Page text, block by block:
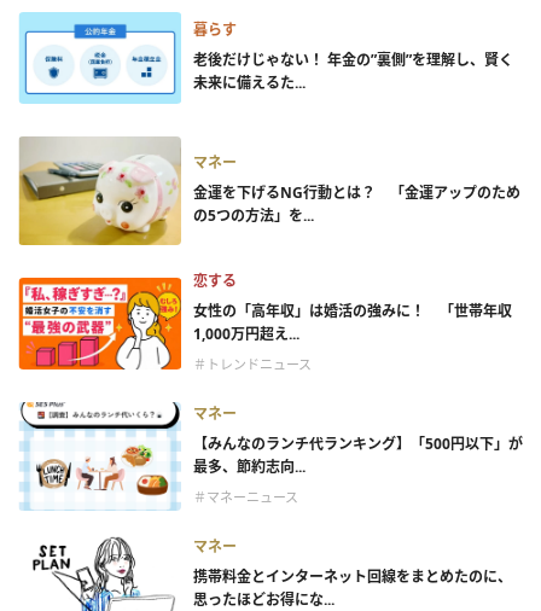
暮らす
老後だけじゃない！ 年金の”裏側”を理解し、賢く
未来に備えるた...
マネー
金運を下げるNG行動とは？ 「金運アップのため
の5つの方法」を...
恋する
女性の「高年収」は婚活の強みに！ 「世帯年収
1,000万円超え...
＃トレンドニュース
マネー
【みんなのランチ代ランキング】「500円以下」が
最多、節約志向...
＃マネーニュース
マネー
携帯料金とインターネット回線をまとめたのに、
思ったほどお得にな...